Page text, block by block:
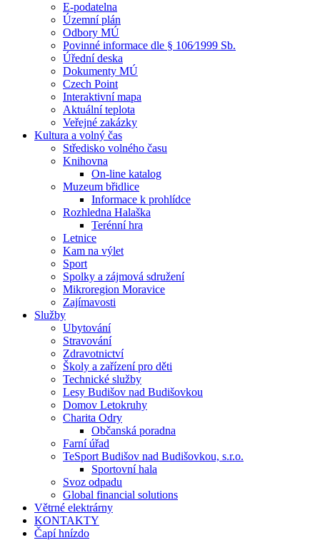
E-podatelna
Územní plán
Odbory MÚ
Povinné informace dle § 106⁄1999 Sb.
Úřední deska
Dokumenty MÚ
Czech Point
Interaktivní mapa
Aktuální teplota
Veřejné zakázky
Kultura a volný čas
Středisko volného času
Knihovna
On-line katalog
Muzeum břidlice
Informace k prohlídce
Rozhledna Halaška
Terénní hra
Letnice
Kam na výlet
Sport
Spolky a zájmová sdružení
Mikroregion Moravice
Zajímavosti
Služby
Ubytování
Stravování
Zdravotnictví
Školy a zařízení pro děti
Technické služby
Lesy Budišov nad Budišovkou
Domov Letokruhy
Charita Odry
Občanská poradna
Farní úřad
TeSport Budišov nad Budišovkou, s.r.o.
Sportovní hala
Svoz odpadu
Global financial solutions
Větrné elektrárny
KONTAKTY
Čapí hnízdo